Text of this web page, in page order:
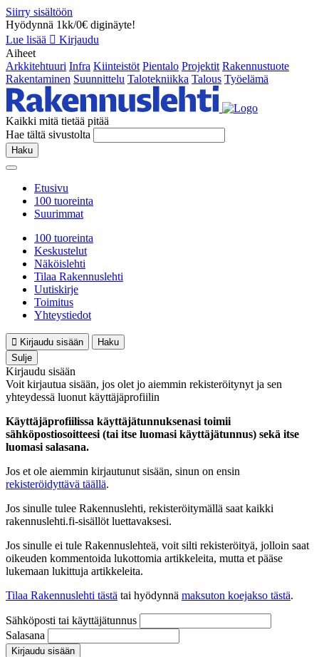
Siirry sisältöön
Hyödynnä 1kk/0€ diginäyte!
Lue lisää
Kirjaudu
Aiheet
Arkkitehtuuri Infra Kiinteistöt Pientalo Projektit Rakennustuote
Rakentaminen Suunnittelu Talotekniikka Talous Työelämä
Kaikki mitä tietää pitää
Hae tältä sivustolta
Haku
Etusivu
100 tuoreinta
Suurimmat
100 tuoreinta
Keskustelut
Näköislehti
Tilaa Rakennuslehti
Uutiskirje
Toimitus
Yhteystiedot
Kirjaudu sisään
Haku
Sulje
Kirjaudu sisään
Voit kirjautua sisään, jos olet jo aiemmin rekisteröitynyt ja sen
yhteydessä luonut käyttäjäprofiilin
Käyttäjäprofiilissa käyttäjätunnuksenasi toimii
sähköpostiosoitteesi (tai itse luomasi käyttäjätunnus) sekä itse
luomasi salasana.
Jos et ole aiemmin kirjautunut sisään, sinun on ensin
rekisteröidyttävä täällä.
Jos sinulle tulee Rakennuslehti, rekisteröitymällä saat kaikki
rakennuslehti.fi-sisällöt luettavaksesi.
Jos sinulle ei tule Rakennuslehteä, voit silti rekisteröityä, jolloin saat
oikeuden kommentoida lukottomia artikkeleita, mutta et pääse
lukemaan lukittuja artikkeleita.
Tilaa Rakennuslehti tästä tai hyödynnä maksuton koejakso tästä.
Sähköposti tai käyttäjätunnus
Salasana
Kirjaudu sisään